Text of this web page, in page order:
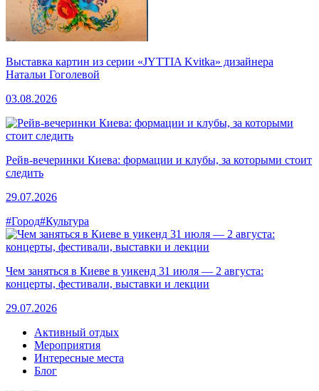
Выставка картин из серии «JYTTIA Kvitka» дизайнера
Натальи Гоголевой
03.08.2026
Рейв-вечеринки Киева: формации и клубы, за которыми стоит
следить
29.07.2026
#Город#Культура
Чем заняться в Киеве в уикенд 31 июля — 2 августа:
концерты, фестивали, выставки и лекции
29.07.2026
Активный отдых
Мероприятия
Интересные места
Блог